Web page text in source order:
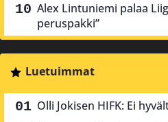
Alex Lintuniemi palaa
peruspakki”
Luetuimmat
Olli Jokisen HIFK: Ei